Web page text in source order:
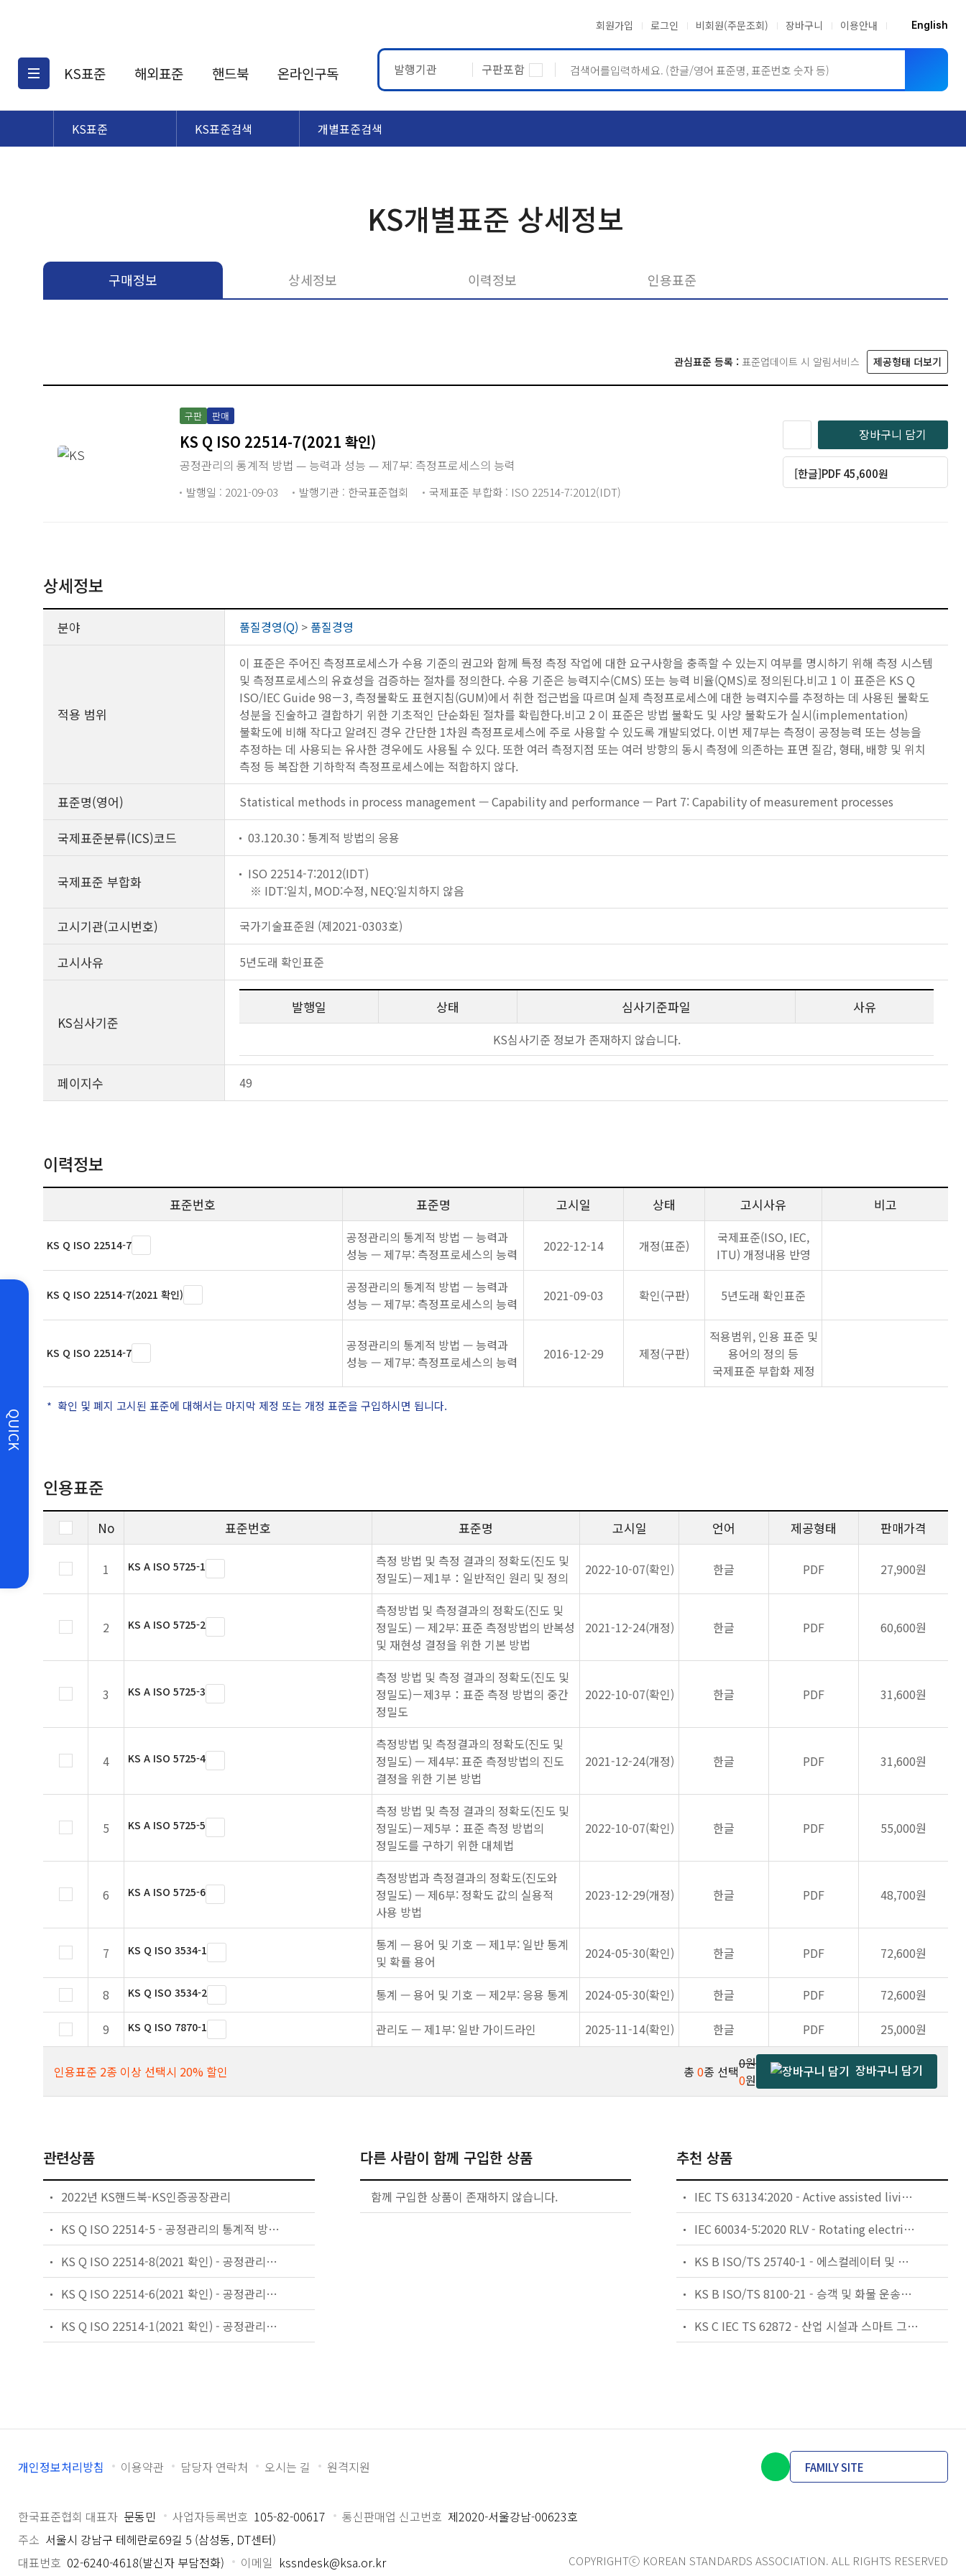
회원가입 로그인 비회원(주문조회) 장바구니 이용안내 English
KS표준
KS표준검색
해외표준
해외표준검색
핸드북 온라인구독 발행기관 구판포함
QUICK
KS표준 KS표준검색 개별표준검색
KS개별표준 상세정보
구매정보 상세정보 이력정보 인용표준
관심표준 등록 : 표준업데이트 시 알림서비스 제공형태 더보기
구판 판매
KS Q ISO 22514-7(2021 확인)
공정관리의 통계적 방법 — 능력과 성능 — 제7부: 측정프로세스의 능력
발행일 : 2021-09-03 발행기관 : 한국표준협회 국제표준 부합화 : ISO 22514-7:2012(IDT)
장바구니 담기
[한글]PDF 45,600원
상세정보
분야 품질경영(Q) > 품질경영
적용 범위
이 표준은 주어진 측정프로세스가 수용 기준의 권고와 함께 특정 측정 작업에 대한 요구사항을 충족할 수 있는지 여부를 명시하기 위해 측정 시스템
및 측정프로세스의 유효성을 검증하는 절차를 정의한다. 수용 기준은 능력지수(CMS) 또는 능력 비율(QMS)로 정의된다.비고 1 이 표준은 KS Q
ISO/IEC Guide 98－3, 측정불확도 표현지침(GUM)에서 취한 접근법을 따르며 실제 측정프로세스에 대한 능력지수를 추정하는 데 사용된 불확도
성분을 진술하고 결합하기 위한 기초적인 단순화된 절차를 확립한다.비고 2 이 표준은 방법 불확도 및 사양 불확도가 실시(implementation)
불확도에 비해 작다고 알려진 경우 간단한 1차원 측정프로세스에 주로 사용할 수 있도록 개발되었다. 이번 제7부는 측정이 공정능력 또는 성능을
추정하는 데 사용되는 유사한 경우에도 사용될 수 있다. 또한 여러 측정지점 또는 여러 방향의 동시 측정에 의존하는 표면 질감, 형태, 배향 및 위치
측정 등 복잡한 기하학적 측정프로세스에는 적합하지 않다.
표준명(영어) Statistical methods in process management — Capability and performance — Part 7: Capability of measurement processes
국제표준분류(ICS)코드 03.120.30 : 통계적 방법의 응용
국제표준 부합화
ISO 22514-7:2012(IDT)
※ IDT:일치, MOD:수정, NEQ:일치하지 않음
고시기관(고시번호) 국가기술표준원 (제2021-0303호)
고시사유 5년도래 확인표준
KS심사기준
발행일 상태 심사기준파일 사유
KS심사기준 정보가 존재하지 않습니다.
페이지수 49
이력정보
표준번호 표준명 고시일 상태 고시사유 비고
KS Q ISO 22514-7
공정관리의 통계적 방법 — 능력과
성능 — 제7부: 측정프로세스의 능력
2022-12-14 개정(표준)
국제표준(ISO, IEC,
ITU) 개정내용 반영
KS Q ISO 22514-7(2021 확인)
공정관리의 통계적 방법 — 능력과
성능 — 제7부: 측정프로세스의 능력
2021-09-03 확인(구판) 5년도래 확인표준
KS Q ISO 22514-7
공정관리의 통계적 방법 — 능력과
성능 — 제7부: 측정프로세스의 능력
2016-12-29 제정(구판)
적용범위, 인용 표준 및
용어의 정의 등
국제표준 부합화 제정
확인 및 폐지 고시된 표준에 대해서는 마지막 제정 또는 개정 표준을 구입하시면 됩니다.
인용표준
No 표준번호 표준명 고시일 언어 제공형태 판매가격
1 KS A ISO 5725-1
측정 방법 및 측정 결과의 정확도(진도 및
정밀도)－제1부：일반적인 원리 및 정의
2022-10-07(확인) 한글 PDF 27,900원
2 KS A ISO 5725-2
측정방법 및 측정결과의 정확도(진도 및
정밀도) — 제2부: 표준 측정방법의 반복성
및 재현성 결정을 위한 기본 방법
2021-12-24(개정) 한글 PDF 60,600원
3 KS A ISO 5725-3
측정 방법 및 측정 결과의 정확도(진도 및
정밀도)－제3부：표준 측정 방법의 중간
정밀도
2022-10-07(확인) 한글 PDF 31,600원
4 KS A ISO 5725-4
측정방법 및 측정결과의 정확도(진도 및
정밀도) — 제4부: 표준 측정방법의 진도
결정을 위한 기본 방법
2021-12-24(개정) 한글 PDF 31,600원
5 KS A ISO 5725-5
측정 방법 및 측정 결과의 정확도(진도 및
정밀도)－제5부：표준 측정 방법의
정밀도를 구하기 위한 대체법
2022-10-07(확인) 한글 PDF 55,000원
6 KS A ISO 5725-6
측정방법과 측정결과의 정확도(진도와
정밀도) — 제6부: 정확도 값의 실용적
사용 방법
2023-12-29(개정) 한글 PDF 48,700원
7 KS Q ISO 3534-1
통계 — 용어 및 기호 — 제1부: 일반 통계
및 확률 용어
2024-05-30(확인) 한글 PDF 72,600원
8 KS Q ISO 3534-2 통계 — 용어 및 기호 — 제2부: 응용 통계 2024-05-30(확인) 한글 PDF
72,600원
9
KS Q ISO 7870-1 관리도 — 제1부: 일반 가이드라인 2025-11-14(확인) 한글 PDF 25,000원
인용표준 2종 이상 선택시 20% 할인 총 0종 선택0원
0원
장바구니 담기
관련상품
2022년 KS핸드북-KS인증공장관리
KS Q ISO 22514-5 - 공정관리의 통계적 방법 — 능력과 성능— 제5부: 계수치 특성에 대한 공정능력 추정치 및 성능
KS Q ISO 22514-8(2021 확인) - 공정관리의 통계적 방법 — 능력과 성능 — 제8부: 다단계 생산공정의 기계 성능
KS Q ISO 22514-6(2021 확인) - 공정관리의 통계적 방법 — 능력과 성능 — 제6부: 다변량 정규분포에 따른 특성에 대한 공정능력 통계
KS Q ISO 22514-1(2021 확인) - 공정관리의 통계적 방법 — 능력과 성능 — 제1부: 일반 원리와 개념
다른 사람이 함께 구입한 상품
함께 구입한 상품이 존재하지 않습니다.
추천 상품
IEC TS 63134:2020 - Active assisted living (AAL) use cases
IEC 60034-5:2020 RLV - Rotating electrical machines - Part 5: Degrees of protection provided by the integral design of rotating electrical machines (IP code) - Classification
KS B ISO/TS 25740-1 - 에스컬레이터 및 무빙워크에 대한 안전요건 — 제1부: 세계공통 필수 안전요건(GESRs)
KS B ISO/TS 8100-21 - 승객 및 화물 운송용 엘리베이터 —제21부: 세계공통 필수안전요건(GESRs)을 충족하는 세계공통 안전 파라미터(GSPs)
KS C IEC TS 62872 - 산업 시설과 스마트 그리드 사이의 산업 공정 측정, 제어 및 자동화 시스템 인터페이스
개인정보처리방침 이용약관 담당자 연락처 오시는 길 원격지원 FAMILY SITE
한국표준협회 대표자 문동민 사업자등록번호 105-82-00617 통신판매업 신고번호 제2020-서울강남-00623호
주소 서울시 강남구 테헤란로69길 5 (삼성동, DT센터)
대표번호 02-6240-4618(발신자 부담전화) 이메일 kssndesk@ksa.or.kr COPYRIGHTⓒ KOREAN STANDARDS ASSOCIATION. ALL RIGHTS RESERVED